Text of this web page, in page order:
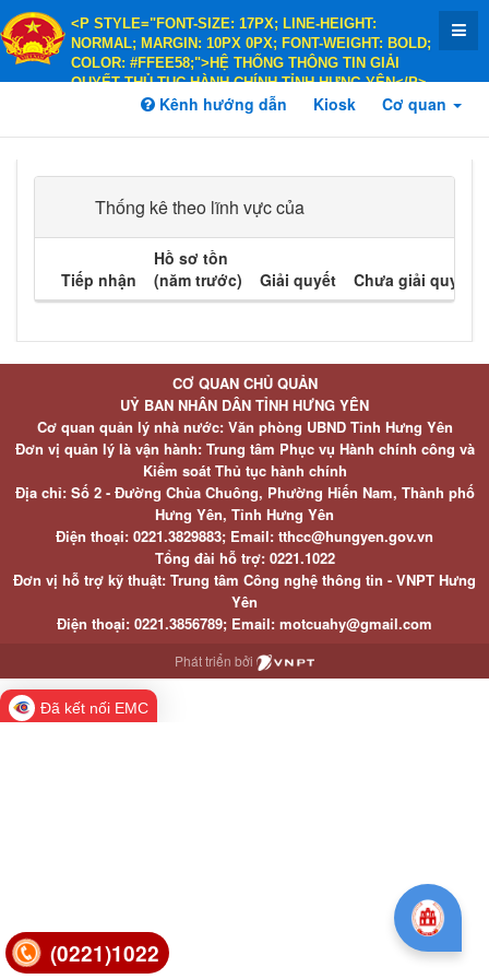
<P STYLE="FONT-SIZE: 17PX; LINE-HEIGHT:
NORMAL; MARGIN: 10PX 0PX; FONT-WEIGHT: BOLD;
COLOR: #FFEE58;">HỆ THỐNG THÔNG TIN GIẢI
QUYẾT THỦ TỤC HÀNH CHÍNH TỈNH HƯNG YÊN</P>
<P STYLE="FONT-SIZE: 14PX; LINE-HEIGHT:
COLOR: #FFEE58;">HÀNH CHÍNH PHỤC VỤ</P>
Kênh hướng dẫn Kiosk Cơ quan
Thống kê theo lĩnh vực của
Tiếp nhận
Hồ sơ tồn
(năm trước)
Giải quyết Chưa giải quyết
(0221)1022
CƠ QUAN CHỦ QUẢN
UỶ BAN NHÂN DÂN TỈNH HƯNG YÊN
Cơ quan quản lý nhà nước: Văn phòng UBND Tỉnh Hưng Yên
Đơn vị quản lý là vận hành: Trung tâm Phục vụ Hành chính công và
Kiểm soát Thủ tục hành chính
Địa chỉ: Số 2 - Đường Chùa Chuông, Phường Hiến Nam, Thành phố
Hưng Yên, Tỉnh Hưng Yên
Điện thoại: 0221.3829883; Email: tthcc@hungyen.gov.vn
Tổng đài hỗ trợ: 0221.1022
Đơn vị hỗ trợ kỹ thuật: Trung tâm Công nghệ thông tin - VNPT Hưng
Yên
Điện thoại: 0221.3856789; Email: motcuahy@gmail.com
Phát triển bởi
Đã kết nối EMC